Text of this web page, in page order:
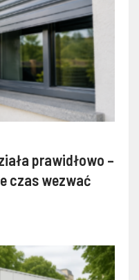
prawidłowo –
czas wezwać